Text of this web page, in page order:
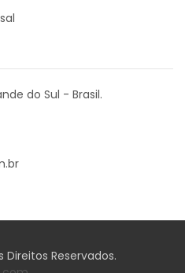
do Sul - Brasil.
Reservados.